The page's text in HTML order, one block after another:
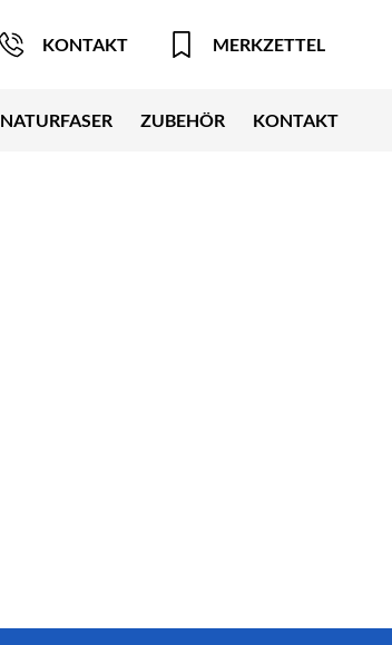
KONTAKT MERKZETTEL
NATURFASER ZUBEHÖR KONTAKT